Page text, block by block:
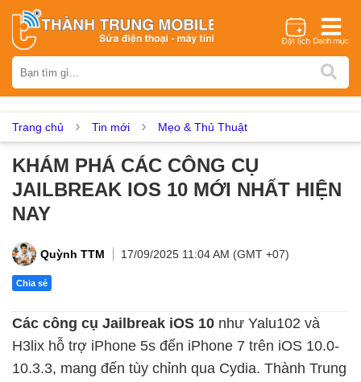
iPhone Samsung Oppo Xiaomi Realme Vivo
Asus Sony Vertu LG Tecno
Dịch vụ sửa chữa
Thay camera
Thay mic Thay rung Thay main Unlock - Mở Khoá
Màn hình Vsmart
Trang chủ Tin mới Mẹo & Thủ Thuật
KHÁM PHÁ CÁC CÔNG CỤ
JAILBREAK IOS 10 MỚI NHẤT HIỆN
NAY
Quỳnh TTM 17/09/2025 11:04 AM (GMT +07)
Chia sẻ
Các công cụ Jailbreak iOS 10 như Yalu102 và
H3lix hỗ trợ iPhone 5s đến iPhone 7 trên iOS 10.0-
10.3.3, mang đến tùy chỉnh qua Cydia. Thành Trung